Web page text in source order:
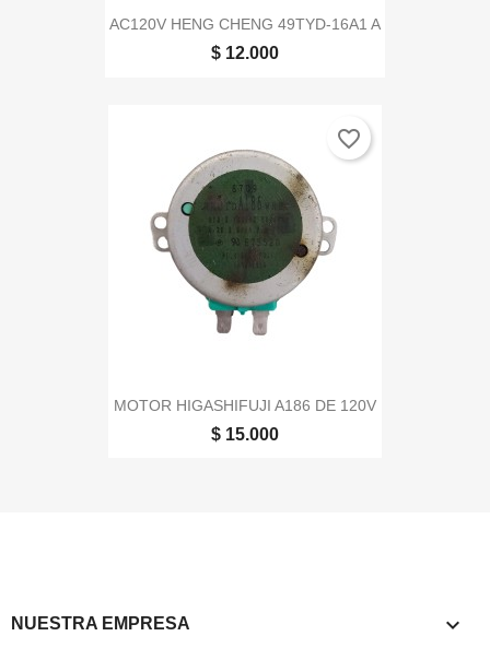
AC120V HENG CHENG 49TYD-16A1 A
$ 12.000
MOTOR HIGASHIFUJI A186 DE 120V
$ 15.000
favorite_border
NUESTRA EMPRESA 